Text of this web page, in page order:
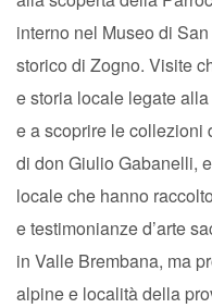
interno nel Museo di
storico di Zogno. Visite
e storia locale legate
e a scoprire le collezioni
di don Giulio Gabanelli,
locale che hanno
e testimonianze d’arte
in Valle Brembana, ma
alpine e località della